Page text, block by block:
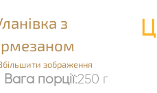
зображення
Вага порції:250 г